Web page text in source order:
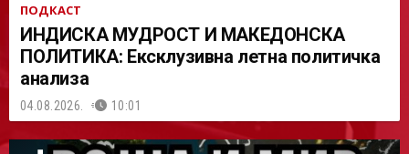
ПОДКАСТ
ИНДИСКА МУДРОСТ И МАКЕДОНСКА
ПОЛИТИКА: Ексклузивна летна политичка
анализа
04.08.2026. 10:01